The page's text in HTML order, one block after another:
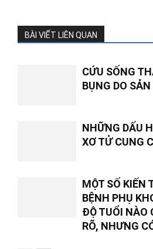
BÀI VIẾT LIÊN QUAN
CỨU SỐNG
BỤNG DO
NHỮNG DẤU
XƠ TỬ CUNG
MỘT SỐ KIẾN
BỆNH PHỤ
ĐỘ TUỔI NÀO
RÕ, NHƯNG